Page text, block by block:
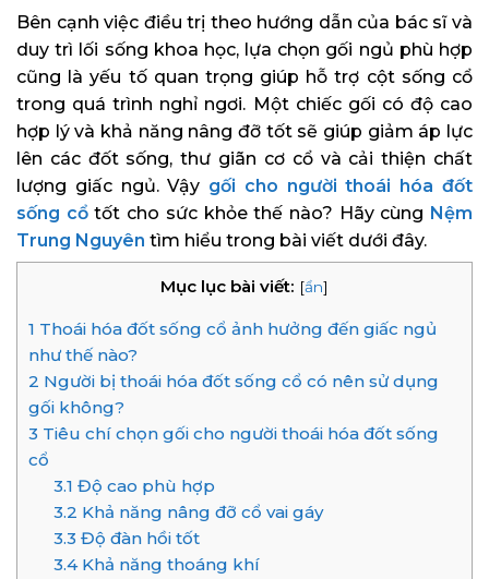
Bên cạnh việc điều trị theo hướng dẫn của bác sĩ và
duy trì lối sống khoa học, lựa chọn gối ngủ phù hợp
cũng là yếu tố quan trọng giúp hỗ trợ cột sống cổ
trong quá trình nghỉ ngơi. Một chiếc gối có độ cao
hợp lý và khả năng nâng đỡ tốt sẽ giúp giảm áp lực
lên các đốt sống, thư giãn cơ cổ và cải thiện chất
lượng giấc ngủ. Vậy gối cho người thoái hóa đốt
sống cổtốt cho sức khỏe thế nào? Hãy cùng Nệm
Trung Nguyên tìm hiểu trong bài viết dưới đây.
Mục lục bài viết: [ẩn]
1 Thoái hóa đốt sống cổ ảnh hưởng đến giấc ngủ
như thế nào?
2 Người bị thoái hóa đốt sống cổ có nên sử dụng
gối không?
3 Tiêu chí chọn gối cho người thoái hóa đốt sống
cổ
3.1 Độ cao phù hợp
3.2 Khả năng nâng đỡ cổ vai gáy
3.3 Độ đàn hồi tốt
3.4Khả năng thoáng khí